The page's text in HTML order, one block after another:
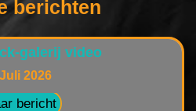
berichten
galerij video
2026
bericht